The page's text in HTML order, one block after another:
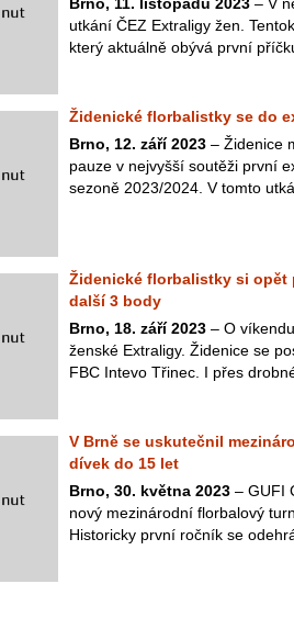
utkání ČEZ Extraligy žen.
který aktuálně obývá první
Židenické florbalistky se do
Brno, 12. září 2023 – Židenice
pauze v nejvyšší soutěži první
sezoně 2023/2024. V tomto
Židenické florbalistky si opět
další 3 body
Brno, 18. září 2023 – O
ženské Extraligy. Židenice se
FBC Intevo Třinec. I přes
V Brně se uskutečnil
dívek do 15 let
Brno, 30. května 2023 – GUFI
nový mezinárodní florbalový
Historicky první ročník se